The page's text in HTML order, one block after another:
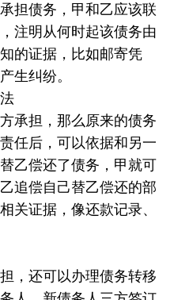
担债务，甲和乙应该联
注明从何时起该债务由
的证据，比如邮寄凭
生纠纷。
承担，那么原来的债务
任后，可以依据和另一
乙偿还了债务，甲就可
追偿自己替乙偿还的部
关证据，像还款记录、
，还可以办理债务转移